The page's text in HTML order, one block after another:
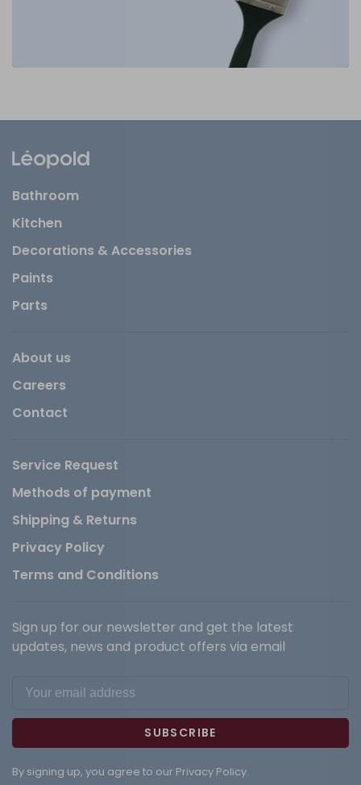
Bathroom
Kitchen
Decorations & Accessories
Paints
Parts
About us
Careers
Contact
Service Request
Methods of payment
Shipping & Returns
Privacy Policy
Terms and Conditions
Sign up for our newsletter and get the latest
updates, news and product offers via email
SUBSCRIBE
By signing up, you agree to our Privacy Policy.